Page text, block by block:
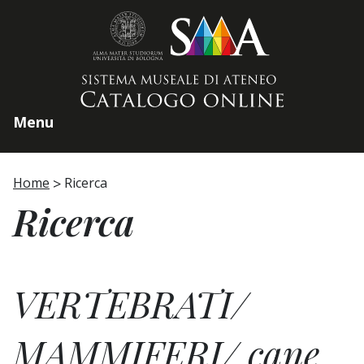
Menu
Home Ricerca
Ricerca
VERTEBRATI/
MAMMIFERI/ cane